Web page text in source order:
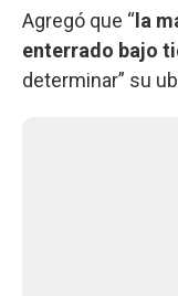
Agregó que “ la
enterrado bajo
determinar” su